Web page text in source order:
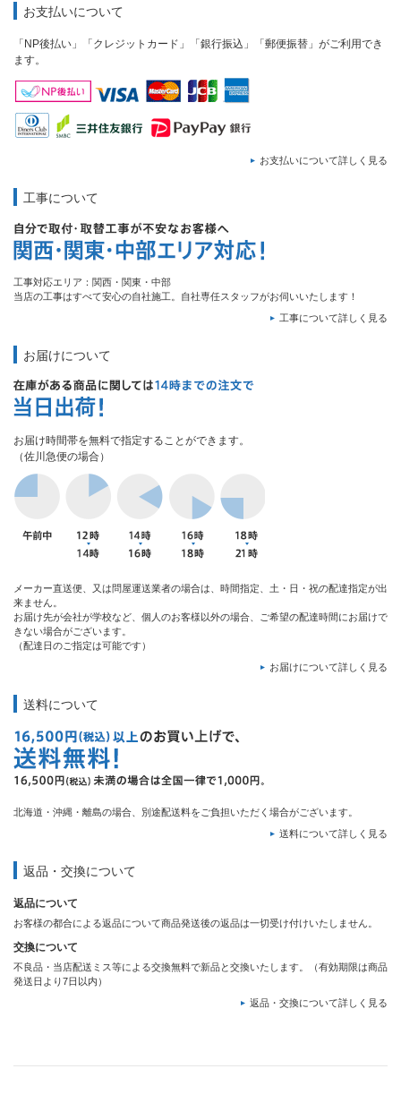
お支払いについて
「NP後払い」「クレジットカード」「銀行振込」「郵便振替」がご利用でき
ます。
お支払いについて詳しく見る
工事について
工事対応エリア：関西・関東・中部
当店の工事はすべて安心の自社施工。自社専任スタッフがお伺いいたします！
工事について詳しく見る
お届けについて
お届け時間帯を無料で指定することができます。
（佐川急便の場合）
メーカー直送便、又は問屋運送業者の場合は、時間指定、土・日・祝の配達指定が出
来ません。
お届け先が会社が学校など、個人のお客様以外の場合、ご希望の配達時間にお届けで
きない場合がございます。
（配達日のご指定は可能です）
お届けについて詳しく見る
送料について
北海道・沖縄・離島の場合、別途配送料をご負担いただく場合がございます。
送料について詳しく見る
返品・交換について
返品について
お客様の都合による返品について商品発送後の返品は一切受け付けいたしません。
交換について
不良品・当店配送ミス等による交換無料で新品と交換いたします。（有効期限は商品
発送日より7日以内）
返品・交換について詳しく見る